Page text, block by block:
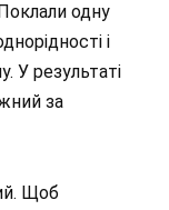
одну
і
У результаті
за
Щоб